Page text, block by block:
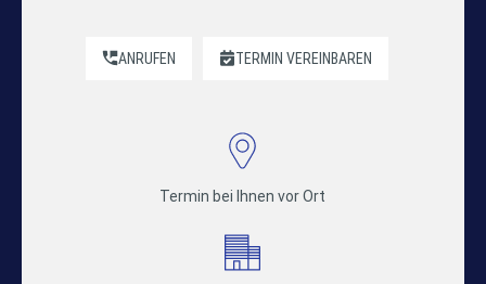
ANRUFEN TERMIN VEREINBAREN
Termin bei Ihnen vor Ort